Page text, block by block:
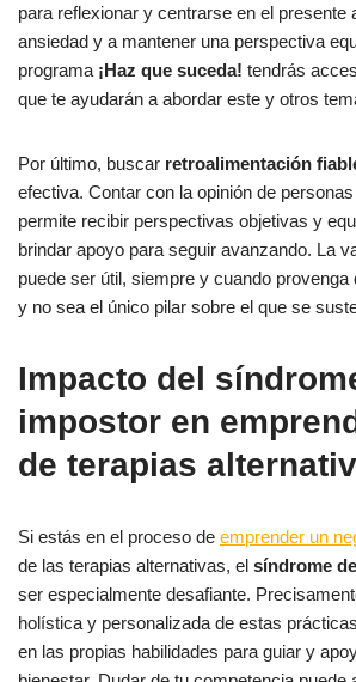
para reflexionar y centrarse en el presente
ansiedad y a mantener una perspectiva
programa ¡Haz que suceda! tendrás
que te ayudarán a abordar este y otros
Por último, buscar retroalimentación
efectiva. Contar con la opinión de
permite recibir perspectivas objetivas y
brindar apoyo para seguir avanzando. La
puede ser útil, siempre y cuando provenga
y no sea el único pilar sobre el que se
Impacto del
impostor en
de terapias
Si estás en el proceso de emprender un
de las terapias alternativas, el síndrome
ser especialmente desafiante.
holística y personalizada de estas
en las propias habilidades para guiar y